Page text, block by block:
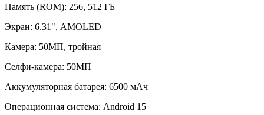
Память (ROM): 256, 512 ГБ
Экран: 6.31", AMOLED
Камера: 50МП, тройная
Селфи-камера: 50МП
Аккумуляторная батарея: 6500 мАч
Операционная система: Android 15